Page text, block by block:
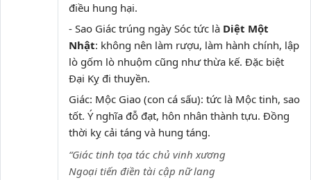
điều hung hại.
- Sao Giác trúng ngày Sóc tức là Diệt Một
Nhật: không nên làm rượu, làm hành chính, lập
lò gốm lò nhuộm cũng như thừa kế. Đặc biệt
Đại Kỵ đi thuyền.
Giác: Mộc Giao (con cá sấu): tức là Mộc tinh, sao
tốt. Ý nghĩa đỗ đạt, hôn nhân thành tựu. Đồng
thời kỵ cải táng và hung táng.
“Giác tinh tọa tác chủ vinh xương
Ngoại tiến điền tài cập nữ lang